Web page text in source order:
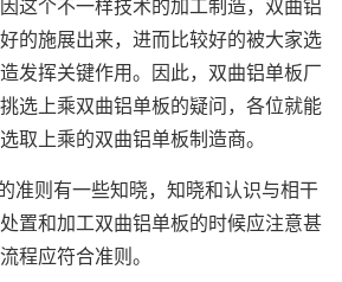
的施展出来，进而比较好的被大家选
发挥关键作用。因此，双曲铝单板厂
选上乘双曲铝单板的疑问，各位就能
取上乘的双曲铝单板制造商。
准则有一些知晓，知晓和认识与相干
置和加工双曲铝单板的时候应注意甚
程应符合准则。